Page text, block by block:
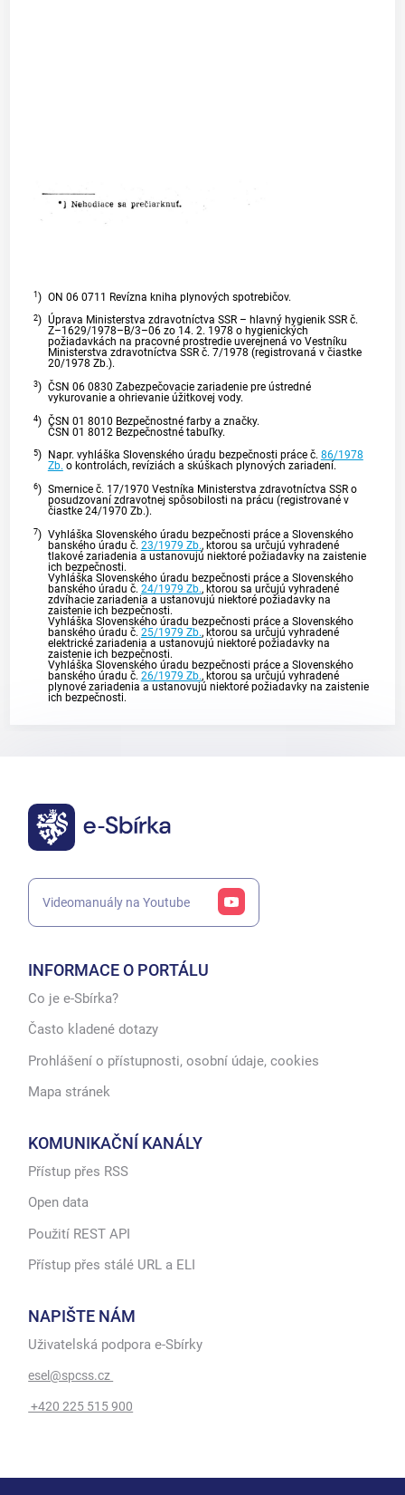
1) ON 06 0711 Revízna kniha plynových spotrebičov.
2) Úprava Ministerstva zdravotníctva SSR – hlavný hygienik SSR č.
Z–1629/1978–B/3–06 zo 14. 2. 1978 o hygienických
požiadavkách na pracovné prostredie uverejnená vo Vestníku
Ministerstva zdravotníctva SSR č. 7/1978 (registrovaná v čiastke
20/1978 Zb.).
3) ČSN 06 0830 Zabezpečovacie zariadenie pre ústredné
vykurovanie a ohrievanie úžitkovej vody.
4) ČSN 01 8010 Bezpečnostné farby a značky.
ČSN 01 8012 Bezpečnostné tabuľky.
5) Napr. vyhláška Slovenského úradu bezpečnosti práce č. 86/1978
Zb. o kontrolách, revíziách a skúškach plynových zariadení.
6) Smernice č. 17/1970 Vestníka Ministerstva zdravotníctva SSR o
posudzovaní zdravotnej spôsobilosti na prácu (registrované v
čiastke 24/1970 Zb.).
7) Vyhláška Slovenského úradu bezpečnosti práce a Slovenského
banského úradu č. 23/1979 Zb., ktorou sa určujú vyhradené
tlakové zariadenia a ustanovujú niektoré požiadavky na zaistenie
ich bezpečnosti.
Vyhláška Slovenského úradu bezpečnosti práce a Slovenského
banského úradu č. 24/1979 Zb., ktorou sa určujú vyhradené
zdvíhacie zariadenia a ustanovujú niektoré požiadavky na
zaistenie ich bezpečnosti.
Vyhláška Slovenského úradu bezpečnosti práce a Slovenského
banského úradu č. 25/1979 Zb., ktorou sa určujú vyhradené
elektrické zariadenia a ustanovujú niektoré požiadavky na
zaistenie ich bezpečnosti.
Vyhláška Slovenského úradu bezpečnosti práce a Slovenského
banského úradu č. 26/1979 Zb., ktorou sa určujú vyhradené
plynové zariadenia a ustanovujú niektoré požiadavky na zaistenie
ich bezpečnosti.
Videomanuály na Youtube
INFORMACE O PORTÁLU
Co je e-Sbírka?
Často kladené dotazy
Prohlášení o přístupnosti, osobní údaje, cookies
Mapa stránek
KOMUNIKAČNÍ KANÁLY
Přístup přes RSS
Open data
Použití REST API
Přístup přes stálé URL a ELI
NAPIŠTE NÁM
Uživatelská podpora e-Sbírky
esel@spcss.cz
+420 225 515 900